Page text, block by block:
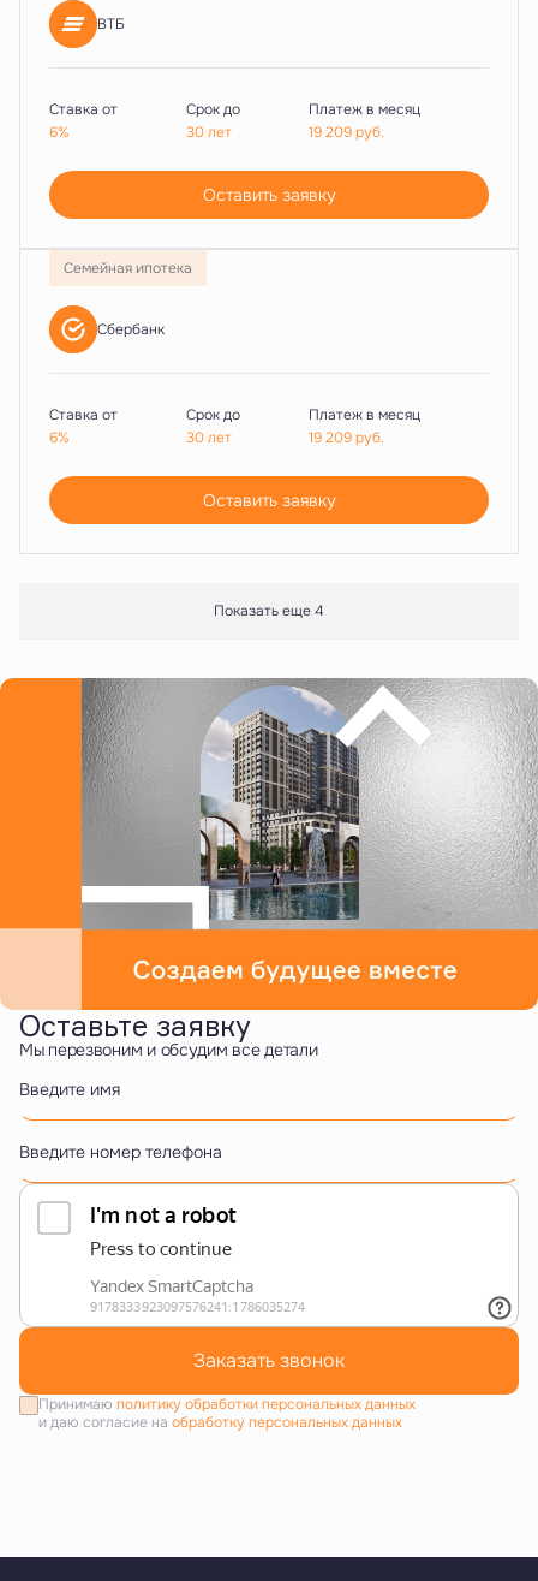
ВТБ
Ставка от
6%
Срок до
30 лет
Платеж в месяц
19 209руб.
Оставить заявку
Семейная ипотека
Сбербанк
Ставка от
6%
Срок до
30 лет
Платеж в месяц
19 209руб.
Оставить заявку
Показать еще 4
Оставьте заявку
Мы перезвоним и обсудим все детали
Введите имя
Введите номер телефона
Заказать звонок
Принимаю политику обработки персональных данных
и даю согласие на обработку персональных данных